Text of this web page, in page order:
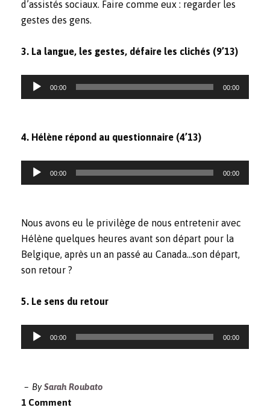
d’assistés sociaux. Faire comme eux : regarder les
gestes des gens.
3. La langue, les gestes, défaire les clichés (9’13)
Reproductor
de
00:00 00:00
4. Hélène répond au questionnaire (4’13)
Reproductor
de
00:00 00:00
Nous avons eu le privilège de nous entretenir avec
Hélène quelques heures avant son départ pour la
Belgique, après un an passé au Canada…son départ,
son retour ?
5. Le sens du retour
Reproductor
de
00:00 00:00
BySarah Roubato
1 Comment